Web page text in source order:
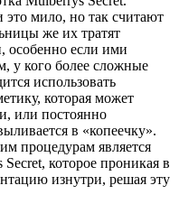
мило, но так считают
же их тратят
особенно если ими
у кого более сложные
использовать
которая может
или постоянно
в «копеечку».
процедурам является
которое проникая в
изнутри, решая эту